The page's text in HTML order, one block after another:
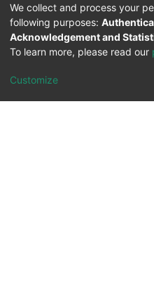
We collect and process your
following purposes:
Acknowledgement and
To learn more, please read our
Customize